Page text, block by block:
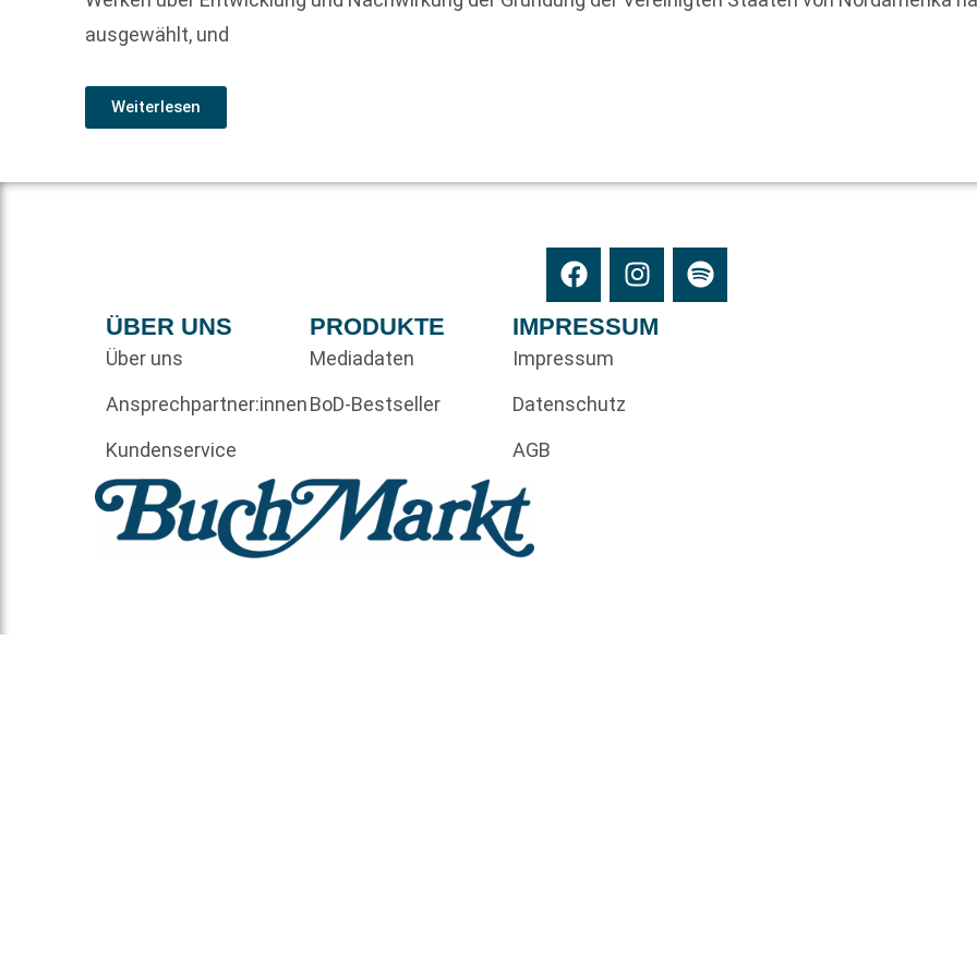
ausgewählt, und
Weiterlesen
ÜBER UNS
Über uns
Ansprechpartner:innen
Kundenservice
PRODUKTE
Mediadaten
BoD-Bestseller
IMPRESSUM
Impressum
Datenschutz
AGB